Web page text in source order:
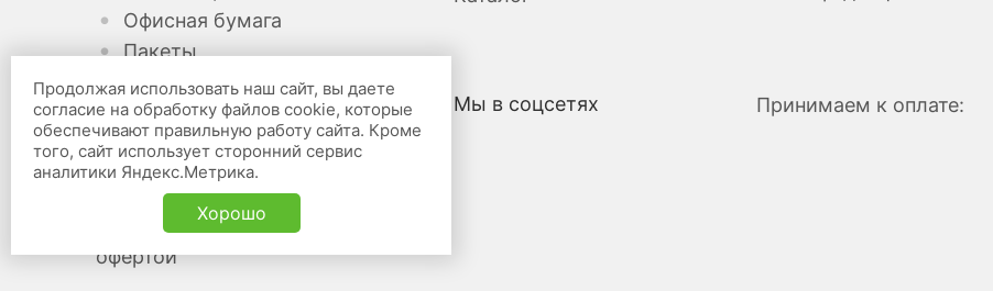
Офисная бумага
Пакеты
Канцелярские товары оптом
и в розницу «Бридж» © 2026
Карта сайта
Не является публичной
офертой
Мы в соцсетях
Принимаем к оплате:
Продолжая использовать наш сайт, вы даете
согласие на обработку файлов cookie, которые
обеспечивают правильную работу сайта. Кроме
того, сайт использует сторонний сервис
аналитики Яндекс.Метрика.
Хорошо